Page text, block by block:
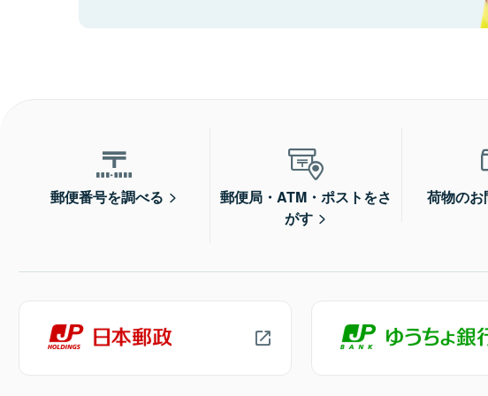
郵便番号を調べる
郵便局・ATM・ポストをさ
がす
荷物の